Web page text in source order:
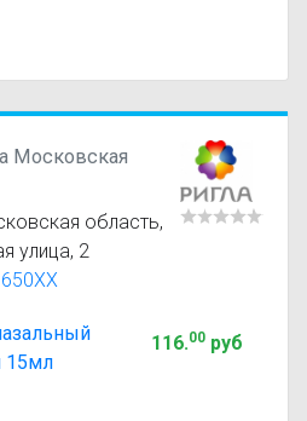
Московская
область,
улица, 2
15мл
116.00руб